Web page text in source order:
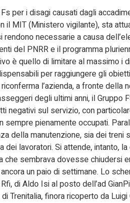
per i disagi causati dagli
MIT (Ministero vigilante), sta
necessarie a causa
del PNRR e il programma
è quello di limitare al massimo i
per raggiungere gli
l’azienda, a fronte
degli ultimi anni, il Gruppo
negativi sul servizio, con
sempre pienamente occupati.
della manutenzione, sia dei treni
dei lavoratori. Si attende, intanto,
sembrava dovesse chiudersi
un paio di settimane. Lo
di Aldo Isi al posto dell’ad
Trenitalia, finora ricoperto da